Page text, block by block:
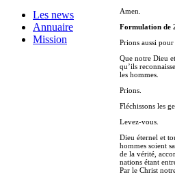
Les news
Annuaire
Mission
Amen.
Formulation de
Prions aussi pour
Que notre Dieu
qu’ils
les hommes.
Prions.
Fléchissons les
Levez-vous.
Dieu éternel et
hommes soient
de la vérité,
nations étant
Par le Christ